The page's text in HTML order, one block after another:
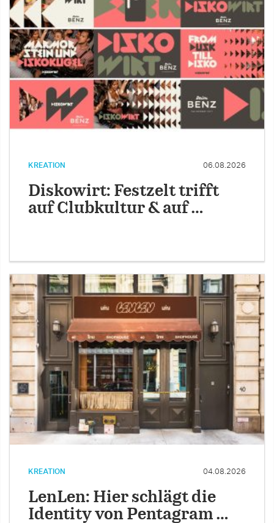
KREATION 06.08.2026
Diskowirt: Festzelt trifft
auf Clubkultur & auf …
KREATION 04.08.2026
LenLen: Hier schlägt die
Identity von Pentagram …